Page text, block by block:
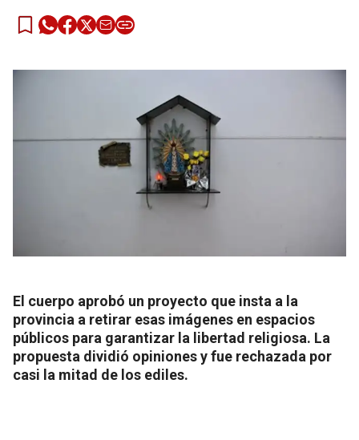
El cuerpo aprobó un proyecto que insta a la
provincia a retirar esas imágenes en espacios
públicos para garantizar la libertad religiosa. La
propuesta dividió opiniones y fue rechazada por
casi la mitad de los ediles.